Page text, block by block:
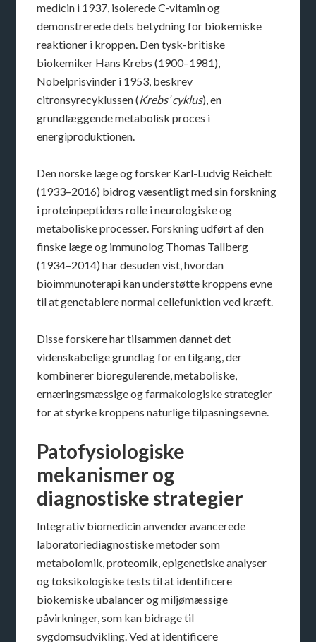
medicin i 1937, isolerede C-vitamin og
demonstrerede dets betydning for biokemiske
reaktioner i kroppen. Den tysk-britiske
biokemiker Hans Krebs (1900–1981),
Nobelprisvinder i 1953, beskrev
citronsyrecyklussen (Krebs’ cyklus), en
grundlæggende metabolisk proces i
energiproduktionen.
Den norske læge og forsker Karl-Ludvig Reichelt
(1933–2016) bidrog væsentligt med sin forskning
i proteinpeptiders rolle i neurologiske og
metaboliske processer. Forskning udført af den
finske læge og immunolog Thomas Tallberg
(1934–2014) har desuden vist, hvordan
bioimmunoterapi kan understøtte kroppens evne
til at genetablere normal cellefunktion ved kræft.
Disse forskere har tilsammen dannet det
videnskabelige grundlag for en tilgang, der
kombinerer bioregulerende, metaboliske,
ernæringsmæssige og farmakologiske strategier
for at styrke kroppens naturlige tilpasningsevne.
Patofysiologiske
mekanismer og
diagnostiske strategier
Integrativ biomedicin anvender avancerede
laboratoriediagnostiske metoder som
metabolomik, proteomik, epigenetiske analyser
og toksikologiske tests til at identificere
biokemiske ubalancer og miljømæssige
påvirkninger, som kan bidrage til
sygdomsudvikling. Ved at identificere